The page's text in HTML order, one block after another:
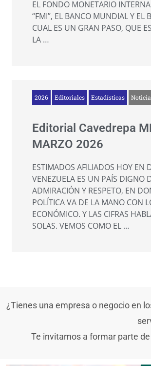
EL FONDO MONETARIO
“FMI”, EL BANCO MUNDIAL Y EL
CUAL ES UN GRAN PASO, QUE
LA …
2026 Editoriales Estadísticas
Editorial Cavedrepa
MARZO 2026
ESTIMADOS AFILIADOS HOY EN
VENEZUELA ES UN PAÍS DIGNO
ADMIRACIÓN Y RESPETO, EN
POLÍTICA VA DE LA MANO CON
ECONÓMICO. Y LAS CIFRAS
SOLAS. VEMOS COMO EL …
¿Tienes una empresa o negocio en
Te invitamos a formar parte